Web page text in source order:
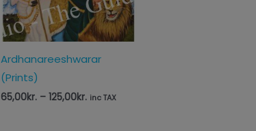
Ardhanareeshwarar
(Prints)
65,00kr. – 125,00kr. inc TAX